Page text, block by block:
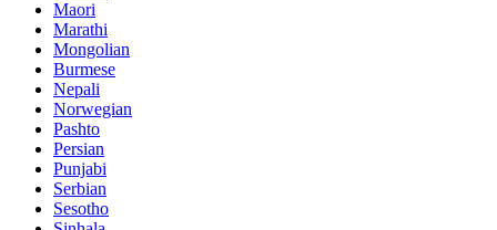
Maori
Marathi
Mongolian
Burmese
Nepali
Norwegian
Pashto
Persian
Punjabi
Serbian
Sesotho